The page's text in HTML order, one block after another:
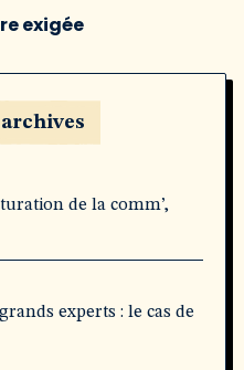
exigée
de la comm’,
experts : le cas de